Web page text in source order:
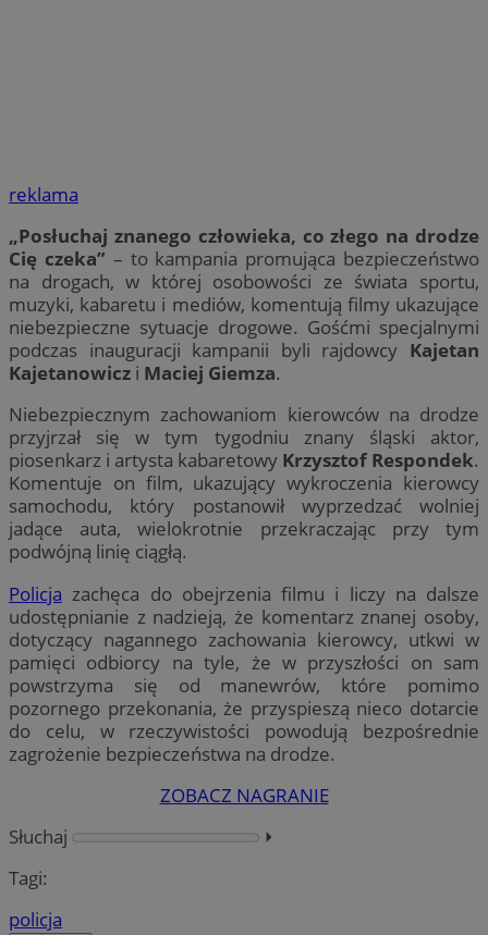
reklama
„Posłuchaj znanego człowieka, co złego na drodze
Cię czeka” – to kampania promująca bezpieczeństwo
na drogach, w której osobowości ze świata sportu,
muzyki, kabaretu i mediów, komentują filmy ukazujące
niebezpieczne sytuacje drogowe. Gośćmi specjalnymi
podczas inauguracji kampanii byli rajdowcy Kajetan
Kajetanowicz i Maciej Giemza.
Niebezpiecznym zachowaniom kierowców na drodze
przyjrzał się w tym tygodniu znany śląski aktor,
piosenkarz i artysta kabaretowy Krzysztof Respondek.
Komentuje on film, ukazujący wykroczenia kierowcy
samochodu, który postanowił wyprzedzać wolniej
jadące auta, wielokrotnie przekraczając przy tym
podwójną linię ciągłą.
Policja zachęca do obejrzenia filmu i liczy na dalsze
udostępnianie z nadzieją, że komentarz znanej osoby,
dotyczący nagannego zachowania kierowcy, utkwi w
pamięci odbiorcy na tyle, że w przyszłości on sam
powstrzyma się od manewrów, które pomimo
pozornego przekonania, że przyspieszą nieco dotarcie
do celu, w rzeczywistości powodują bezpośrednie
zagrożenie bezpieczeństwa na drodze.
ZOBACZ NAGRANIE
Słuchaj
⏵︎
Tagi:
policja